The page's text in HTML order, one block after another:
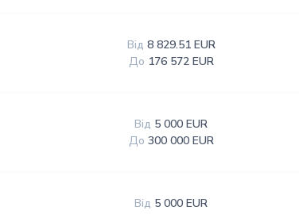
Від 8 829.51 EUR
До 176 572 EUR
Від 5 000 EUR
До 300 000 EUR
Від 5 000 EUR